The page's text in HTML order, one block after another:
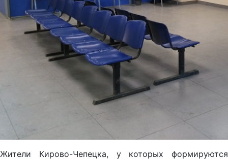
Жители Кирово-Чепецка, у которых формируются